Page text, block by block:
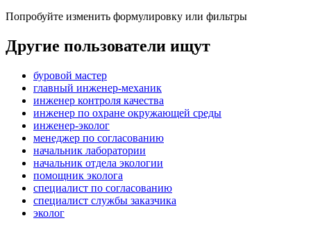
Попробуйте изменить формулировку или фильтры
Другие пользователи ищут
буровой мастер
главный инженер-механик
инженер контроля качества
инженер по охране окружающей среды
инженер-эколог
менеджер по согласованию
начальник лаборатории
начальник отдела экологии
помощник эколога
специалист по согласованию
специалист службы заказчика
эколог